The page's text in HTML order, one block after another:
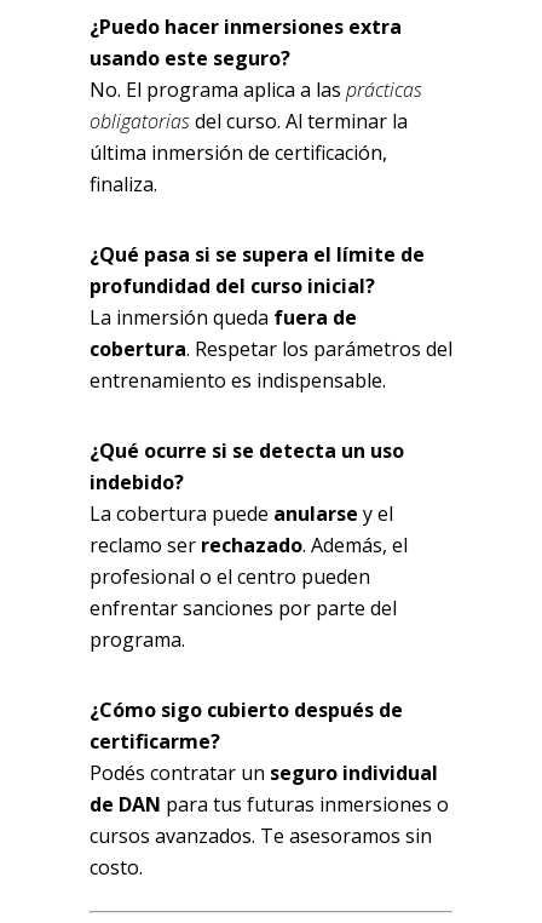
¿Puedo hacer inmersiones extra
usando este seguro?
No. El programa aplica a las prácticas
obligatoriasdel curso. Al terminar la
última inmersión de certificación,
finaliza.
¿Qué pasa si se supera el límite de
profundidad del curso inicial?
La inmersión queda fuera de
cobertura. Respetar los parámetros del
entrenamiento es indispensable.
¿Qué ocurre si se detecta un uso
indebido?
La cobertura puede anularse y el
reclamo ser rechazado. Además, el
profesional o el centro pueden
enfrentar sanciones por parte del
programa.
¿Cómo sigo cubierto después de
certificarme?
Podés contratar un seguro individual
de DAN para tus futuras inmersiones o
cursos avanzados. Te asesoramos sin
costo.